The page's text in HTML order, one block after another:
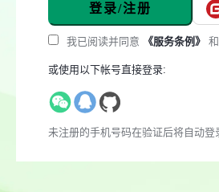
登录/注册
我已阅读并同意 《服务条例》 和
或使用以下帐号直接登录:
未注册的手机号码在验证后将自动登